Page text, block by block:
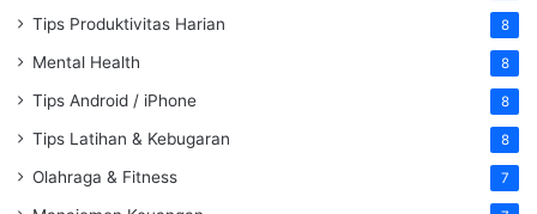
Tips Produktivitas Harian 8
Mental Health 8
Tips Android / iPhone 8
Tips Latihan & Kebugaran 8
Olahraga & Fitness 7